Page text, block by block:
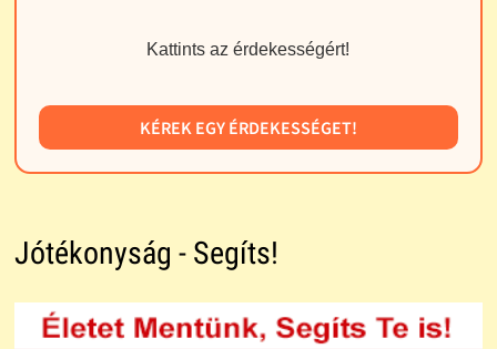
Kattints az érdekességért!
KÉREK EGY ÉRDEKESSÉGET!
Jótékonyság - Segíts!